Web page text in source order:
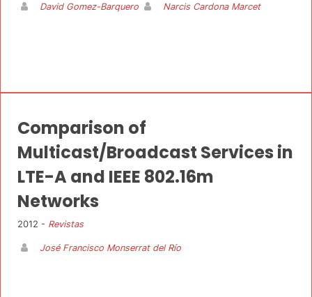
David Gomez-Barquero Narcis Cardona Marcet
Comparison of
Multicast/Broadcast Services in
LTE-A and IEEE 802.16m
Networks
2012 - Revistas
José Francisco Monserrat del Río